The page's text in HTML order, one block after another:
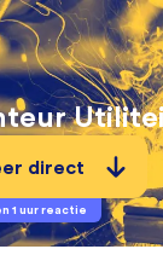
direct
1 uur reactie